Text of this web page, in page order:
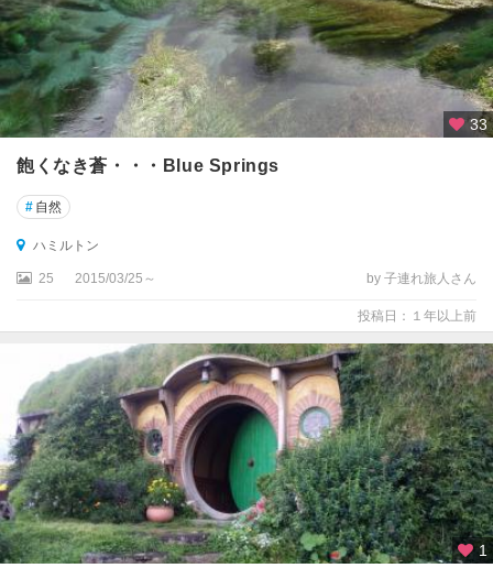
ヒ
ア
パ
マ
ー
ス
ト
ン
ノ
ー
ン
ブ
レ
ナ
ム
ホ
33
飽くなき蒼・・・Blue Springs
# 自然
ハミルトン
25 2015/03/25～ by 子連れ旅人さん
投稿日：１年以上前
1